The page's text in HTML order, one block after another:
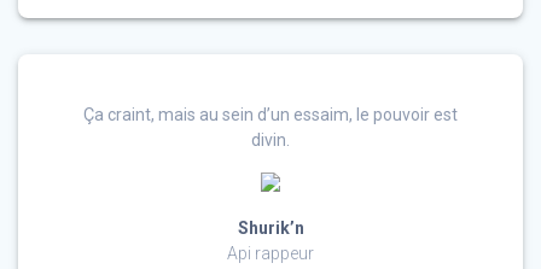
Ça craint, mais au sein d’un essaim, le pouvoir est
divin.
Shurik’n
Api rappeur